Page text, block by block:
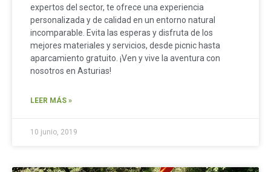
expertos del sector, te ofrece una experiencia
personalizada y de calidad en un entorno natural
incomparable. Evita las esperas y disfruta de los
mejores materiales y servicios, desde picnic hasta
aparcamiento gratuito. ¡Ven y vive la aventura con
nosotros en Asturias!
LEER MÁS »
10 junio, 2019